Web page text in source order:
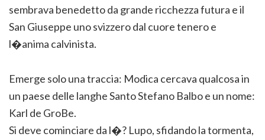
sembrava benedetto da grande ricchezza futura e il
San Giuseppe uno svizzero dal cuore tenero e
l�anima calvinista.
Emerge solo una traccia: Modica cercava qualcosa in
un paese delle langhe Santo Stefano Balbo e un nome:
Karl de GroBe.
Si deve cominciare da l�? Lupo, sfidando la tormenta,